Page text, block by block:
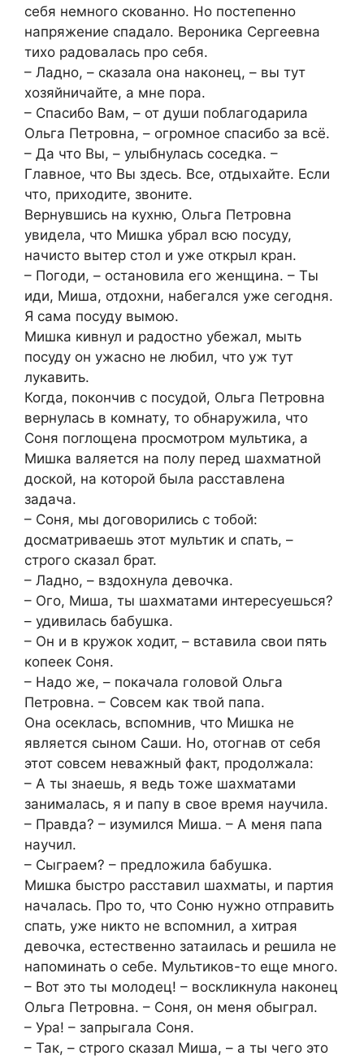
себя немного скованно. Но постепенно
напряжение спадало. Вероника Сергеевна
тихо радовалась про себя.
– Ладно, – сказала она наконец, – вы тут
хозяйничайте, а мне пора.
– Спасибо Вам, – от души поблагодарила
Ольга Петровна, – огромное спасибо за всё.
– Да что Вы, – улыбнулась соседка. –
Главное, что Вы здесь. Все, отдыхайте. Если
что, приходите, звоните.
Вернувшись на кухню, Ольга Петровна
увидела, что Мишка убрал всю посуду,
начисто вытер стол и уже открыл кран.
– Погоди, – остановила его женщина. – Ты
иди, Миша, отдохни, набегался уже сегодня.
Я сама посуду вымою.
Мишка кивнул и радостно убежал, мыть
посуду он ужасно не любил, что уж тут
лукавить.
Когда, покончив с посудой, Ольга Петровна
вернулась в комнату, то обнаружила, что
Соня поглощена просмотром мультика, а
Мишка валяется на полу перед шахматной
доской, на которой была расставлена
задача.
– Соня, мы договорились с тобой:
досматриваешь этот мультик и спать, –
строго сказал брат.
– Ладно, – вздохнула девочка.
– Ого, Миша, ты шахматами интересуешься?
– удивилась бабушка.
– Он и в кружок ходит, – вставила свои пять
копеек Соня.
– Надо же, – покачала головой Ольга
Петровна. – Совсем как твой папа.
Она осеклась, вспомнив, что Мишка не
является сыном Саши. Но, отогнав от себя
этот совсем неважный факт, продолжала:
– А ты знаешь, я ведь тоже шахматами
занималась, я и папу в свое время научила.
– Правда? – изумился Миша. – А меня папа
научил.
– Сыграем? – предложила бабушка.
Мишка быстро расставил шахматы, и партия
началась. Про то, что Соню нужно отправить
спать, уже никто не вспомнил, а хитрая
девочка, естественно затаилась и решила не
напоминать о себе. Мультиков-то еще много.
– Вот это ты молодец! – воскликнула наконец
Ольга Петровна. – Соня, он меня обыграл.
– Ура! – запрыгала Соня.
– Так, – строго сказал Миша, – а ты чего это